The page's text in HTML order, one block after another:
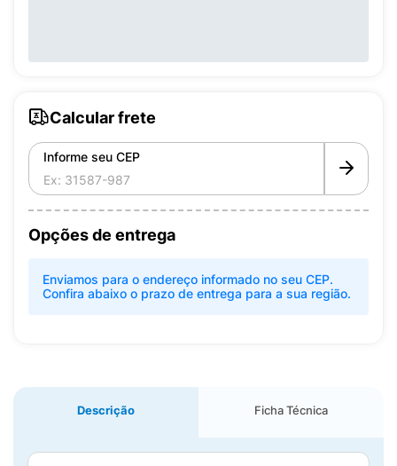
Calcular frete
Informe seu CEP
Opções de entrega
Enviamos para o endereço informado no seu CEP.
Confira abaixo o prazo de entrega para a sua região.
Descrição Ficha Técnica